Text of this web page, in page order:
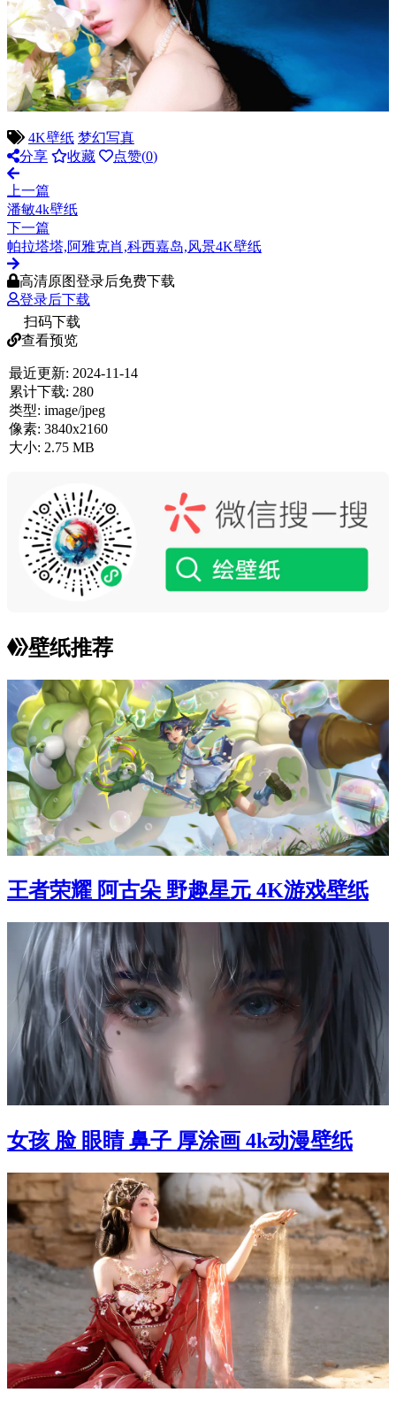
4K壁纸 梦幻写真
分享
收藏 点赞(0)
上一篇
潘敏4k壁纸
下一篇
帕拉塔塔,阿雅克肖,科西嘉岛,风景4K壁纸
高清原图登录后免费下载
登录后下载
扫码下载
查看预览
最近更新: 2024-11-14
累计下载: 280
类型: image/jpeg
像素: 3840x2160
大小: 2.75 MB
壁纸推荐
王者荣耀 阿古朵 野趣星元 4K游戏壁纸
女孩 脸 眼睛 鼻子 厚涂画 4k动漫壁纸